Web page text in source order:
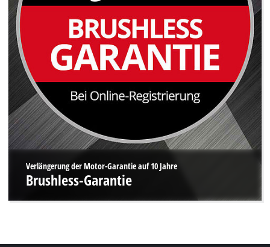
Verlängerung der Motor-Garantie auf 10 Jahre
Brushless-Garantie